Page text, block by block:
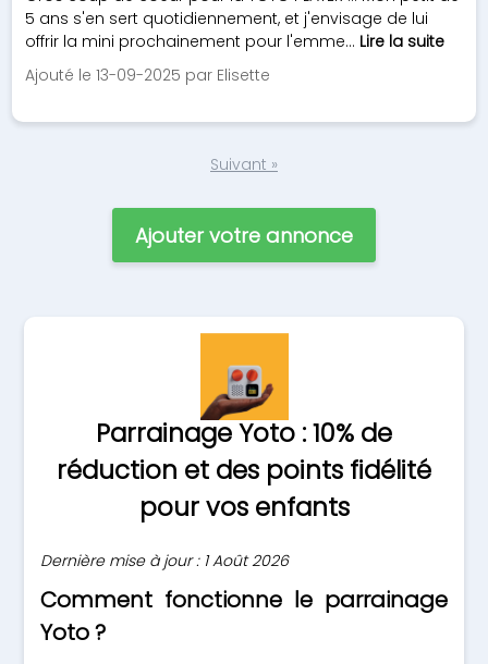
5 ans s'en sert quotidiennement, et j'envisage de lui
offrir la mini prochainement pour l'emme... Lire la suite
Ajouté le 13-09-2025 par Elisette
Suivant »
Ajouter votre annonce
Parrainage Yoto : 10% de
réduction et des points fidélité
pour vos enfants
Dernière mise à jour : 1 Août 2026
Comment fonctionne le parrainage
Yoto ?